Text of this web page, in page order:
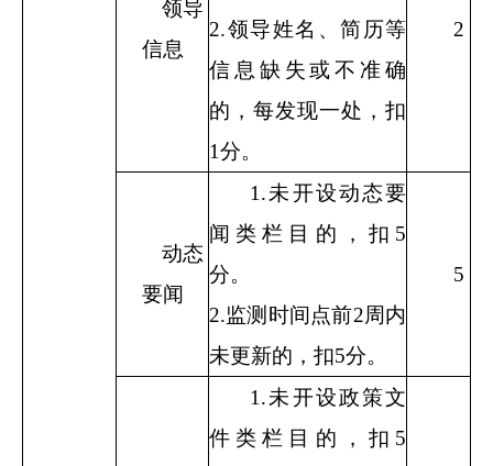
领导
信息
2.领导姓名、简历等
信息缺失或不准确
的，每发现一处，扣
1分。
2
动态
要闻
1.未开设动态要
闻类栏目的，扣 5
分。
2.监测时间点前2周内
未更新的，扣5分。
5
1.未开设政策文
件类栏目的，扣 5